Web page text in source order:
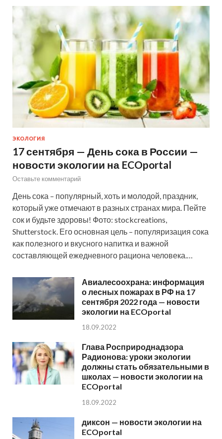
ЭКОЛОГИЯ
17 сентября — День сока в России —
новости экологии на ECOportal
Оставьте комментарий
День сока – популярный, хоть и молодой, праздник,
который уже отмечают в разных странах мира. Пейте
сок и будьте здоровы! Фото: stockcreations,
Shutterstock. Его основная цель – популяризация сока
как полезного и вкусного напитка и важной
составляющей ежедневного рациона человека.…
Авиалесоохрана: информация
о лесных пожарах в РФ на 17
сентября 2022 года — новости
экологии на ECOportal
18.09.2022
Глава Росприроднадзора
Радионова: уроки экологии
должны стать обязательными в
школах — новости экологии на
ECOportal
18.09.2022
диксон — новости экологии на
ECOportal